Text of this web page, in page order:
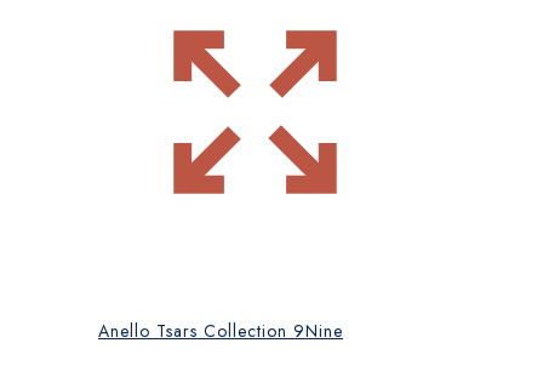
Anello Tsars Collection 9Nine